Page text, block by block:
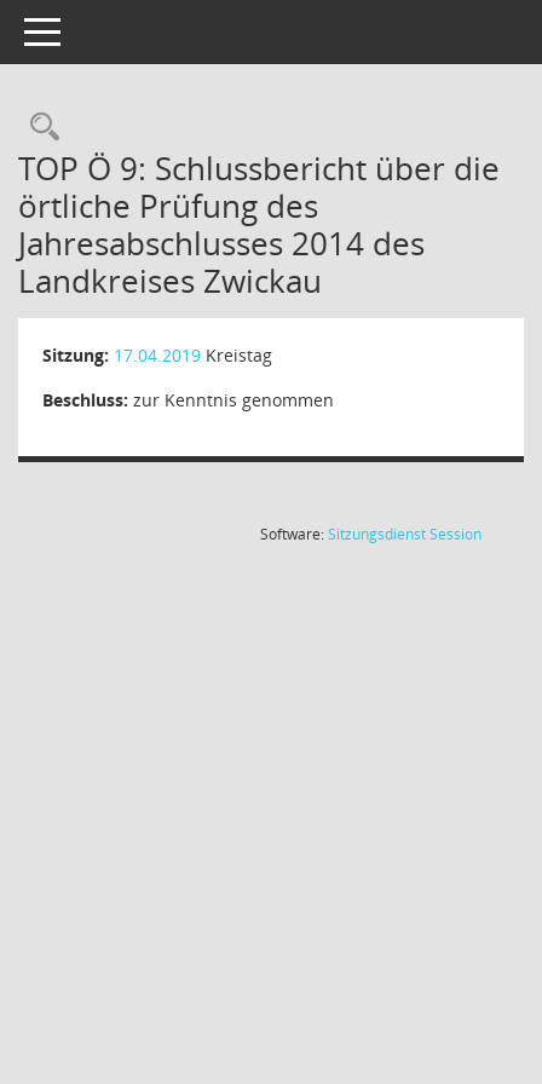
Toggle navigation
TOP Ö 9: Schlussbericht über die
örtliche Prüfung des
Jahresabschlusses 2014 des
Landkreises Zwickau
Sitzung: 17.04.2019 Kreistag
Beschluss: zur Kenntnis genommen
Software:SitzungsdienstSession(Wird in